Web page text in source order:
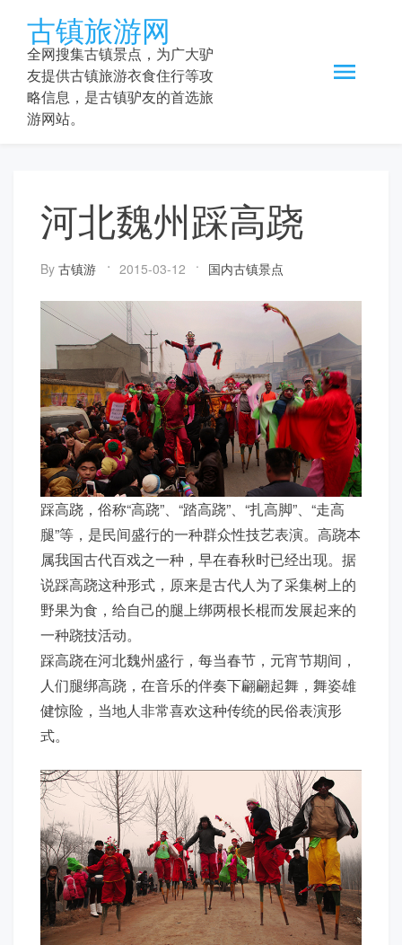
content
古镇旅游网
全网搜集古镇景点，为广大驴
友提供古镇旅游衣食住行等攻
略信息，是古镇驴友的首选旅
游网站。
河北魏州踩高跷
By 古镇游 2015-03-12 国内古镇景点
踩高跷，俗称“高跷”、“踏高跷”、“扎高脚”、“走高
腿”等，是民间盛行的一种群众性技艺表演。高跷本
属我国古代百戏之一种，早在春秋时已经出现。据
说踩高跷这种形式，原来是古代人为了采集树上的
野果为食，给自己的腿上绑两根长棍而发展起来的
一种跷技活动。
踩高跷在河北魏州盛行，每当春节，元宵节期间，
人们腿绑高跷，在音乐的伴奏下翩翩起舞，舞姿雄
健惊险，当地人非常喜欢这种传统的民俗表演形
式。